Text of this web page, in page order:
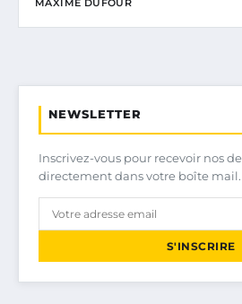
MAXIME DUFOUR
NEWSLETTER
Inscrivez-vous pour recevoir nos
directement dans votre boîte mail.
S'INSCRIRE